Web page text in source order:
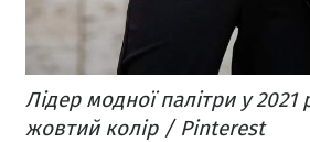
Лідер модної палітри у 2021
жовтий колір / Pinterest